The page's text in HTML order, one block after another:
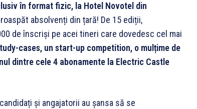
în format fizic, la Hotel Novotel din
absolvenți din țară! De 15 ediții,
de înscriși pe acei tineri care dovedesc cel mai
cases, un start-up competition, o mulțime de
dintre cele 4 abonamente la Electric Castle
și angajatorii au șansa să se